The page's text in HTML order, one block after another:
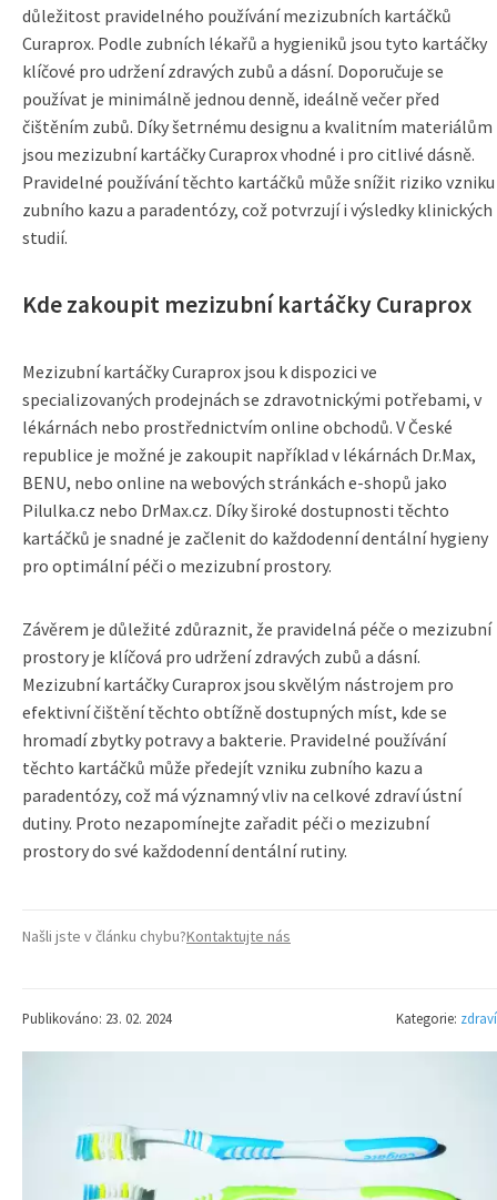
důležitost pravidelného používání mezizubních kartáčků
Curaprox. Podle zubních lékařů a hygieniků jsou tyto kartáčky
klíčové pro udržení zdravých zubů a dásní. Doporučuje se
používat je minimálně jednou denně, ideálně večer před
čištěním zubů. Díky šetrnému designu a kvalitním materiálům
jsou mezizubní kartáčky Curaprox vhodné i pro citlivé dásně.
Pravidelné používání těchto kartáčků může snížit riziko vzniku
zubního kazu a paradentózy, což potvrzují i výsledky klinických
studií.
Kde zakoupit mezizubní kartáčky Curaprox
Mezizubní kartáčky Curaprox jsou k dispozici ve
specializovaných prodejnách se zdravotnickými potřebami, v
lékárnách nebo prostřednictvím online obchodů. V České
republice je možné je zakoupit například v lékárnách Dr.Max,
BENU, nebo online na webových stránkách e-shopů jako
Pilulka.cz nebo DrMax.cz. Díky široké dostupnosti těchto
kartáčků je snadné je začlenit do každodenní dentální hygieny
pro optimální péči o mezizubní prostory.
Závěrem je důležité zdůraznit, že pravidelná péče o mezizubní
prostory je klíčová pro udržení zdravých zubů a dásní.
Mezizubní kartáčky Curaprox jsou skvělým nástrojem pro
efektivní čištění těchto obtížně dostupných míst, kde se
hromadí zbytky potravy a bakterie. Pravidelné používání
těchto kartáčků může předejít vzniku zubního kazu a
paradentózy, což má významný vliv na celkové zdraví ústní
dutiny. Proto nezapomínejte zařadit péči o mezizubní
prostory do své každodenní dentální rutiny.
Našli jste v článku chybu?Kontaktujte nás
Publikováno: 23. 02. 2024 Kategorie: zdraví